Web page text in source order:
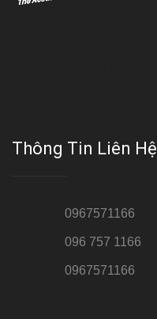
Thông Tin Liên Hệ
0967571166
096 757 1166
0967571166